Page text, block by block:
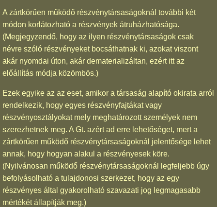
A zártkörűen működő részvénytársaságoknál további két
módon korlátozható a részvények átruházhatósága.
(Megjegyzendő, hogy az ilyen részvénytársaságok csak
névre szóló részvényeket bocsáthatnak ki, azokat viszont
akár nyomdai úton, akár dematerializáltan, ezért itt az
előállítás módja közömbös.)
Ezek egyike az az eset, amikor a társaság alapító okirata arról
rendelkezik, hogy egyes részvényfajtákat vagy
részvényosztályokat mely meghatározott személyek nem
szerezhetnek meg. A Gt. azért ad erre lehetőséget, mert a
zártkörűen működő részvénytársaságoknál jelentősége lehet
annak, hogy hogyan alakul a részvényesek köre.
(Nyilvánosan működő részvénytársaságoknál legfeljebb úgy
befolyásolható a tulajdonosi szerkezet, hogy az egy
részvényes által gyakorolható szavazati jog legmagasabb
mértékét állapítják meg.)